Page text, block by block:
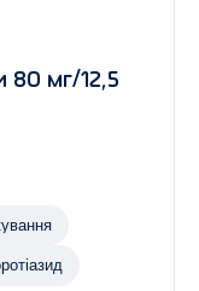
80 мг/12,5